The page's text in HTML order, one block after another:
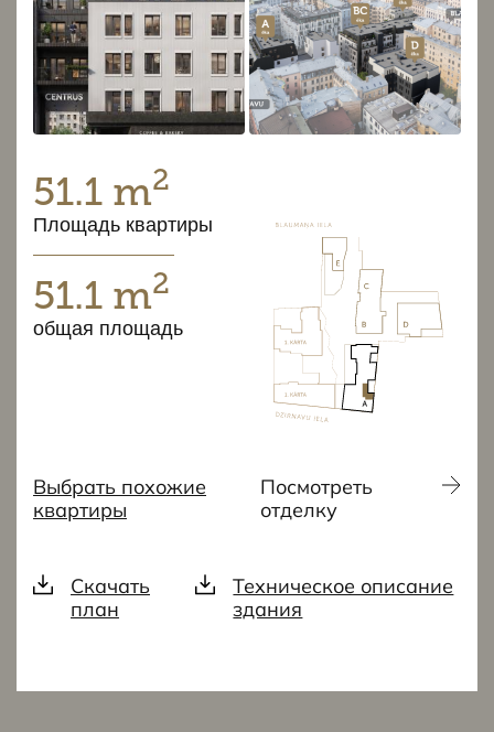
51.1 m2
Площадь квартиры
51.1 m2
общая площадь
Выбрать похожие
квартиры
Посмотреть
отделку
Скачать
план
Техническое описание
здания